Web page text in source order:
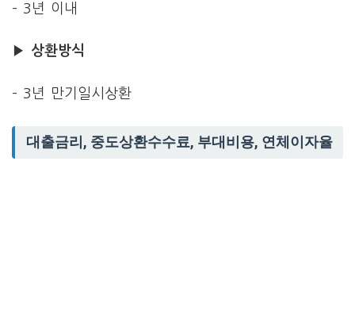
– 3년 이내
▶ 상환방식
– 3년 만기일시상환
대출금리, 중도상환수수료, 부대비용, 연체이자율